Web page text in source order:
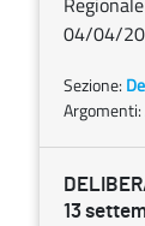
04/04/
Sezione:
Argomenti:
13